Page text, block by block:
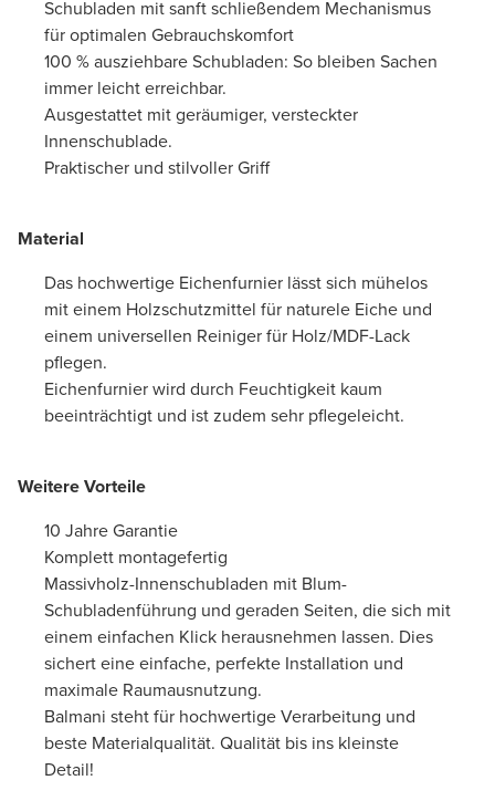
Schubladen mit sanft schließendem Mechanismus
für optimalen Gebrauchskomfort
100 % ausziehbare Schubladen: So bleiben Sachen
immer leicht erreichbar.
Ausgestattet mit geräumiger, versteckter
Innenschublade.
Praktischer und stilvoller Griff
Material
Das hochwertige Eichenfurnier lässt sich mühelos
mit einem Holzschutzmittel für naturele Eiche und
einem universellen Reiniger für Holz/MDF-Lack
pflegen.
Eichenfurnier wird durch Feuchtigkeit kaum
beeinträchtigt und ist zudem sehr pflegeleicht.
Weitere Vorteile
10 Jahre Garantie
Komplett montagefertig
Massivholz-Innenschubladen mit Blum-
Schubladenführung und geraden Seiten, die sich mit
einem einfachen Klick herausnehmen lassen. Dies
sichert eine einfache, perfekte Installation und
maximale Raumausnutzung.
Balmani steht für hochwertige Verarbeitung und
beste Materialqualität. Qualität bis ins kleinste
Detail!